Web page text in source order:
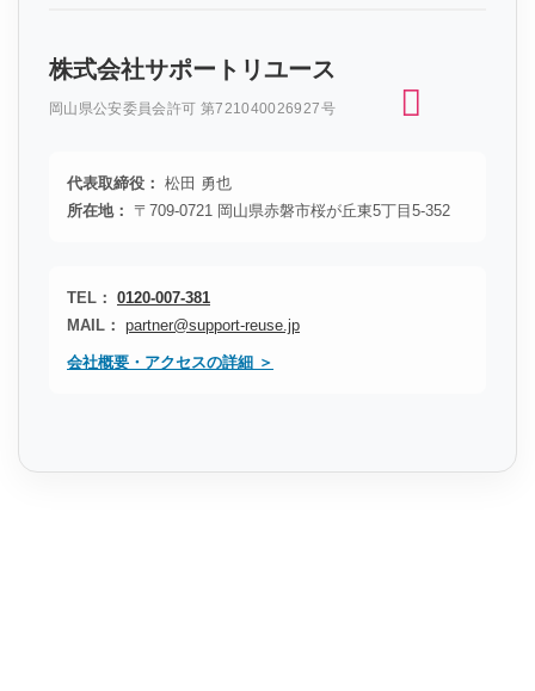
株式会社サポートリユース
岡山県公安委員会許可 第721040026927号
代表取締役： 松田 勇也
所在地：
〒709-0721 岡山県赤磐市桜が丘東5丁目5-352
TEL： 0120-007-381
MAIL： partner@support-reuse.jp
会社概要・アクセスの詳細 ＞